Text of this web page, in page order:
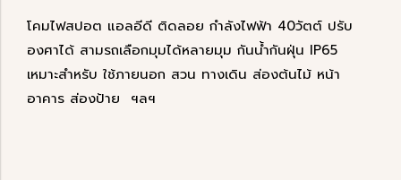
โคมไฟสปอต แอลอีดี ติดลอย กำลังไฟฟ้า 40วัตต์ ปรับ
องศาได้ สามรถเลือกมุมได้หลายมุม กันน้ำกันฝุ่น IP65
เหมาะสำหรับ ใช้ภายนอก สวน ทางเดิน ส่องต้นไม้ หน้า
อาคาร ส่องป้าย ฯลฯ